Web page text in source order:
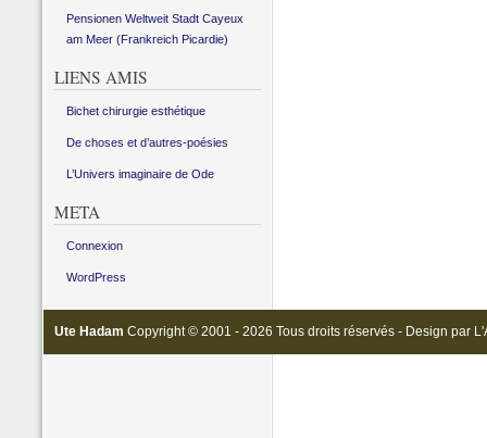
Pensionen Weltweit Stadt Cayeux
am Meer (Frankreich Picardie)
LIENS AMIS
Bichet chirurgie esthétique
De choses et d’autres-poésies
L’Univers imaginaire de Ode
META
Connexion
WordPress
Ute Hadam Copyright © 2001 - 2026 Tous droits réservés - Design par